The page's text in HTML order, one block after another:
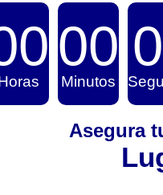
00
Minutos
Asegura